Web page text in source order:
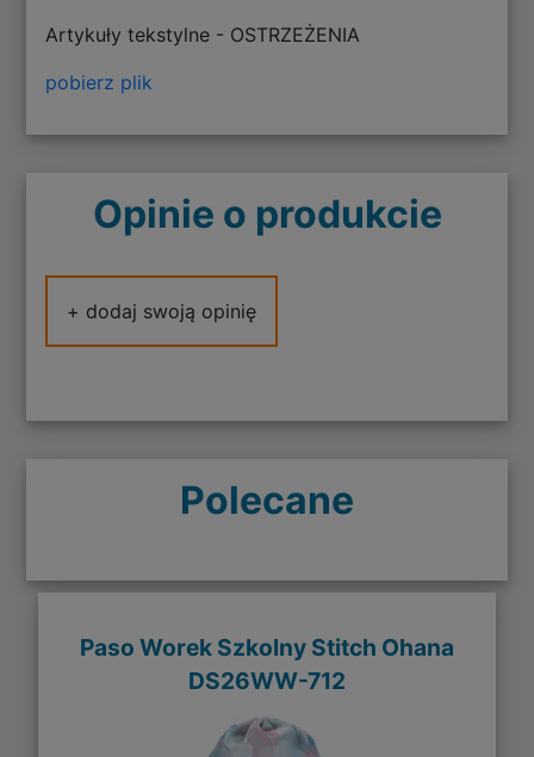
Artykuły tekstylne - OSTRZEŻENIA
pobierz plik
Opinie o produkcie
+ dodaj swoją opinię
Polecane
Paso Worek Szkolny Stitch Ohana
DS26WW-712